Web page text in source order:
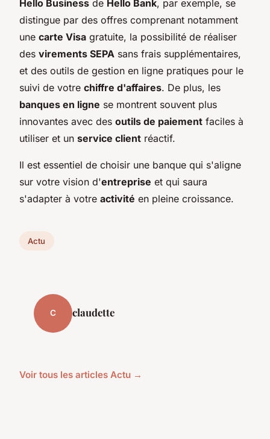
Hello Business de Hello Bank, par exemple, se
distingue par des offres comprenant notamment
une carte Visa gratuite, la possibilité de réaliser
des virements SEPA sans frais supplémentaires,
et des outils de gestion en ligne pratiques pour le
suivi de votre chiffre d'affaires. De plus, les
banques en ligne se montrent souvent plus
innovantes avec des outils de paiement faciles à
utiliser et un service client réactif.
Il est essentiel de choisir une banque qui s'aligne
sur votre vision d'entreprise et qui saura
s'adapter à votre activité en pleine croissance.
Actu
C claudette
Voir tous les articles Actu →